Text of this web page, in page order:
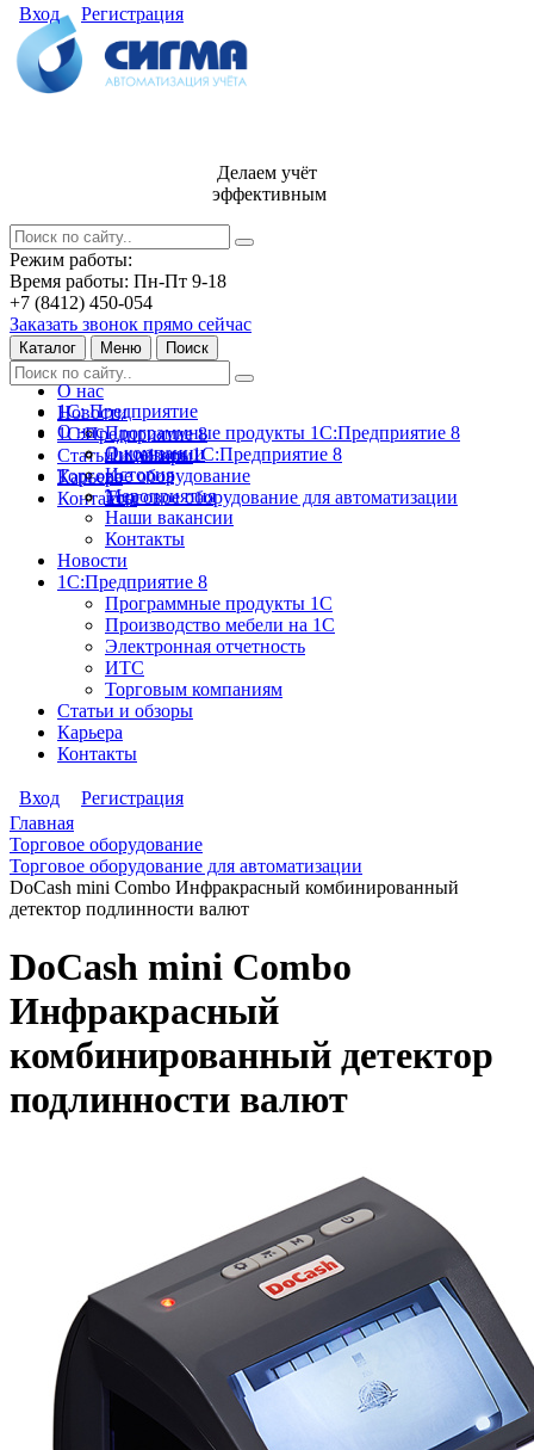
Вход Регистрация
Делаем учёт
эффективным
Режим работы:
Время работы: Пн-Пт 9-18
+7 (8412) 450-054
Заказать звонок прямо сейчас
Каталог Меню Поиск
О нас
Новости
1С:Предприятие 8
Статьи и обзоры
Карьера
Контакты
1С: Предприятие
Программные продукты 1С:Предприятие 8
Лицензии 1С:Предприятие 8
Торговое оборудование
Торговое оборудование для автоматизации
О нас
О компании
История
Мероприятия
Наши вакансии
Контакты
Новости
1С:Предприятие 8
Программные продукты 1С
Производство мебели на 1С
Электронная отчетность
ИТС
Торговым компаниям
Статьи и обзоры
Карьера
Контакты
Вход
Регистрация
Главная
Торговое оборудование
Торговое оборудование для автоматизации
DoCash mini Combo Инфракрасный комбинированный
детектор подлинности валют
DoCash mini Combo
Инфракрасный
комбинированный детектор
подлинности валют